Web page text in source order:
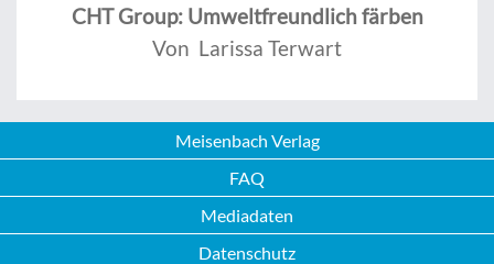
CHT Group: Umweltfreundlich färben
Von Larissa Terwart
Meisenbach Verlag
FAQ
Mediadaten
Datenschutz